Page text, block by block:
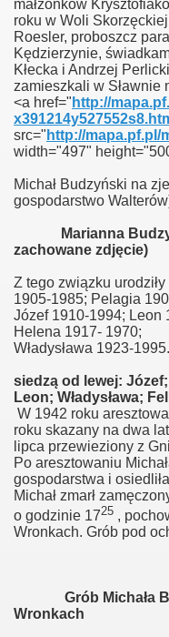
małżonków
roku w Woli
Roesler, proboszcz
Kędzierzynie,
Kłecka i Andrzej
zamieszkali w Sławnie
<a href=" http://
src=" http://mapa.pf.pl/
width="497"
Michał Budzyński na
gospodarstwo
Marianna
zachowane zdjęcie)
Z tego związku
1905-1985; Pelagia
Józef 1910-1994; Leon
Helena 1917- 1970;
Władysława 1923-1995.
siedzą od lewej:
Leon; Władysława;
W 1942 roku
roku skazany na dwa
lipca przewieziony z
Po aresztowaniu
gospodarstwa i
Michał zmarł
o godzinie 1725 ,
Wronkach. Grób pod
Grób Michała
Wronkach